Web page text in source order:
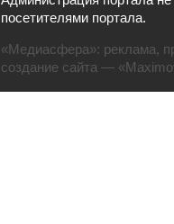
посетителями портала.
«Медиасфера»: реклама,
создание сайта —